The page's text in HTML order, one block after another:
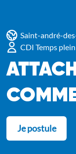
Saint-andré-
CDI Temps plein
Je postule